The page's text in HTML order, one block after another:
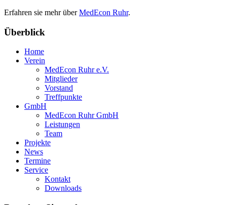
Erfahren sie mehr überMedEcon Ruhr.
Überblick
Home
Verein
MedEcon Ruhr e.V.
Mitglieder
Vorstand
Treffpunkte
GmbH
MedEcon Ruhr GmbH
Leistungen
Team
Projekte
News
Termine
Service
Kontakt
Downloads